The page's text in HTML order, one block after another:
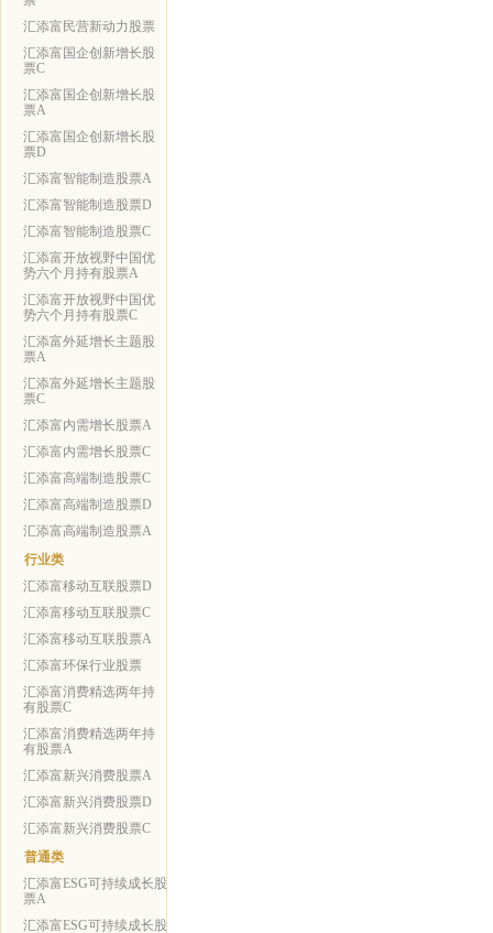
汇添富民营新动力股票
汇添富国企创新增长股
票C
汇添富国企创新增长股
票A
汇添富国企创新增长股
票D
汇添富智能制造股票A
汇添富智能制造股票D
汇添富智能制造股票C
汇添富开放视野中国优
势六个月持有股票A
汇添富开放视野中国优
势六个月持有股票C
汇添富外延增长主题股
票A
汇添富外延增长主题股
票C
汇添富内需增长股票A
汇添富内需增长股票C
汇添富高端制造股票C
汇添富高端制造股票D
汇添富高端制造股票A
行业类
汇添富移动互联股票D
汇添富移动互联股票C
汇添富移动互联股票A
汇添富环保行业股票
汇添富消费精选两年持
有股票C
汇添富消费精选两年持
有股票A
汇添富新兴消费股票A
汇添富新兴消费股票D
汇添富新兴消费股票C
普通类
汇添富ESG可持续成长股
票A
汇添富ESG可持续成长股